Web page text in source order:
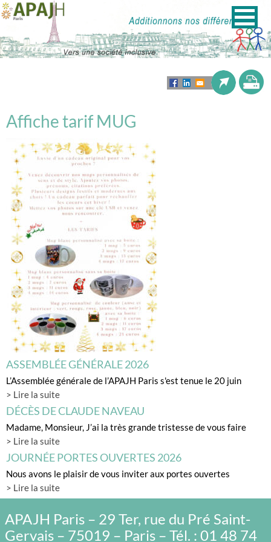
Affiche tarif MUG
ASSEMBLÉE GÉNÉRALE 2026
L’Assemblée générale de l’APAJH Paris s'est tenue le 20 juin
> Lire la suite
DÉCÈS DE CLAUDE NAVEAU
Madame, Monsieur, J’ai la très grande tristesse de vous faire
> Lire la suite
JOURNÉE PORTES OUVERTES 2026
Nous avons le plaisir de vous inviter aux portes ouvertes
> Lire la suite
APAJH Paris – 29 Ter, rue du Pré Saint-
Gervais – 75019 – Paris – Tél. : 01 48 74